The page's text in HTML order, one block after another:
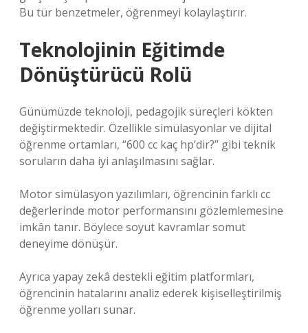
Bu tür benzetmeler, öğrenmeyi kolaylaştırır.
Teknolojinin Eğitimde
Dönüştürücü Rolü
Günümüzde teknoloji, pedagojik süreçleri kökten
değiştirmektedir. Özellikle simülasyonlar ve dijital
öğrenme ortamları, “600 cc kaç hp’dir?” gibi teknik
soruların daha iyi anlaşılmasını sağlar.
Motor simülasyon yazılımları, öğrencinin farklı cc
değerlerinde motor performansını gözlemlemesine
imkân tanır. Böylece soyut kavramlar somut
deneyime dönüşür.
Ayrıca yapay zekâ destekli eğitim platformları,
öğrencinin hatalarını analiz ederek kişiselleştirilmiş
öğrenme yolları sunar.